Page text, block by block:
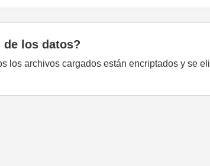
de los datos?
los archivos cargados están encriptados y se